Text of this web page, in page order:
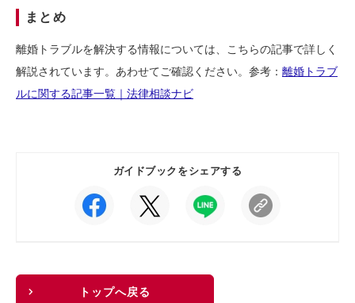
まとめ
離婚トラブルを解決する情報については、こちらの記事で詳しく
解説されています。あわせてご確認ください。参考： 離婚トラブ
ルに関する記事一覧｜法律相談ナビ
ガイドブックをシェアする
トップへ戻る